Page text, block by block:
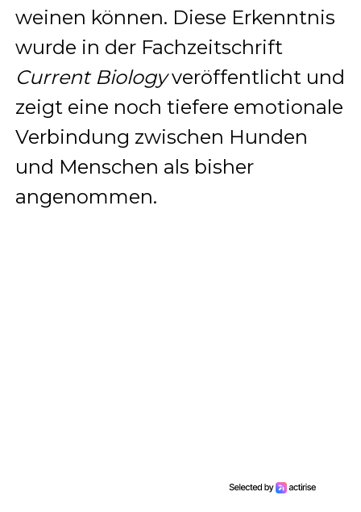
weinen können. Diese Erkenntnis
wurde in der Fachzeitschrift
Current Biologyveröffentlicht und
zeigt eine noch tiefere emotionale
Verbindung zwischen Hunden
und Menschen als bisher
angenommen.